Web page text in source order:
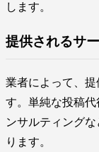
します。
提供されるサ
業者によって、
す。単純な投稿
ンサルティング
ります。